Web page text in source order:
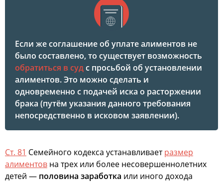
Если же соглашение об уплате алиментов не
было составлено, то существует возможность
обратиться в судс просьбой об установлении
алиментов. Это можно сделать и
одновременно с подачей иска о расторжении
брака (путём указания данного требования
непосредственно в исковом заявлении).
Ст. 81 Семейного кодекса устанавливаетразмер
алиментов на трех или более несовершеннолетних
детей — половина заработка или иного дохода